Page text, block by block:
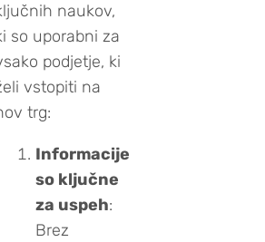
naukov,
so uporabni za
podjetje, ki
vstopiti na
trg:
Informacije
so ključne
za uspeh:
Brez